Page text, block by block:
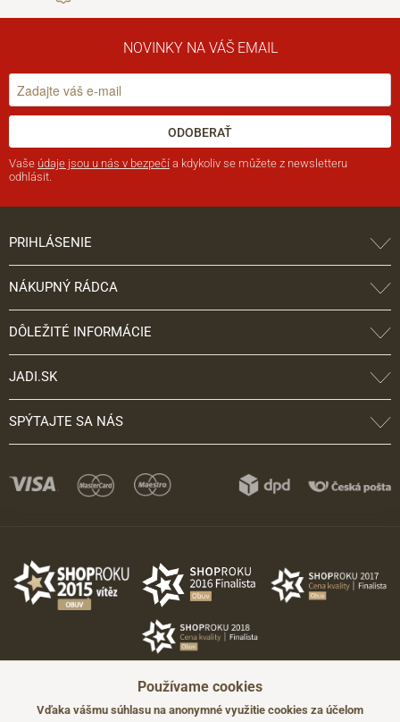
NOVINKY NA VÁŠ EMAIL
ODOBERAŤ
Vaše údaje jsou u nás v bezpečí a kdykoliv se můžete z newsletteru
odhlásit.
PRIHLÁSENIE
NÁKUPNÝ RÁDCA
DÔLEŽITÉ INFORMÁCIE
JADI.SK
SPÝTAJTE SA NÁS
Používame cookies
Vďaka vášmu súhlasu na anonymné využitie cookies za účelom